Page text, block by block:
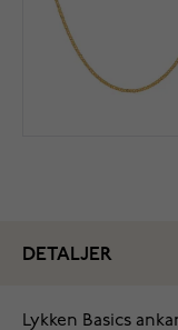
DETALJER
Lykken Basics